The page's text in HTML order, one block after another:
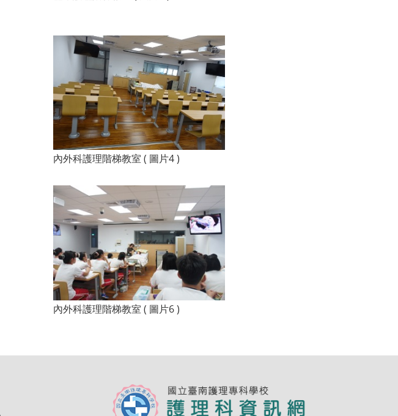
內外科護理階梯教室 ( 圖片4 )
內外科護理階梯教室 ( 圖片6 )